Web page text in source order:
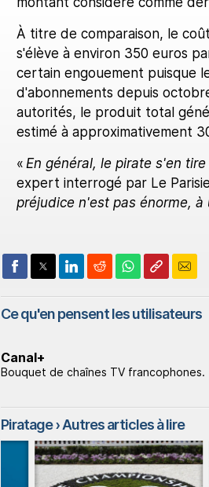
À titre de comparaison, le
s'élève à environ 350 euros
certain engouement puisque
d'abonnements depuis
autorités, le produit total
estimé à approximativement
« En général, le pirate s'en
expert interrogé par Le
préjudice n'est pas énorme, à
Ce qu'en pensent les utilisateurs
Canal+
Bouquet de chaînes TV francophones.
Piratage› Autres articles à lire